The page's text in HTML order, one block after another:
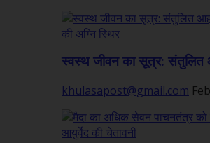
स्वस्थ जीवन का सूत्र: संतुलित
khulasapost@gmail.com